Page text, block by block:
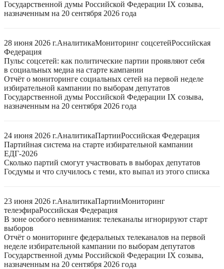
Государственной думы Российской Федерации IX созыва,
назначенным на 20 сентября 2026 года
28 июня 2026 г.АналитикаМониторинг соцсетейРоссийская
Федерация
Пульс соцсетей: как политические партии проявляют себя
в социальных медиа на старте кампании
Отчёт о мониторинге социальных сетей на первой неделе
избирательной кампании по выборам депутатов
Государственной думы Российской Федерации IX созыва,
назначенным на 20 сентября 2026 года
24 июня 2026 г.АналитикаПартииРоссийская Федерация
Партийная система на старте избирательной кампании
ЕДГ-2026
Сколько партий смогут участвовать в выборах депутатов
Госдумы и что случилось с теми, кто выпал из этого списка
23 июня 2026 г.АналитикаПартииМониторинг
телеэфираРоссийская Федерация
В зоне особого невнимания: телеканалы игнорируют старт
выборов
Отчёт о мониторинге федеральных телеканалов на первой
неделе избирательной кампании по выборам депутатов
Государственной думы Российской Федерации IX созыва,
назначенным на 20 сентября 2026 года